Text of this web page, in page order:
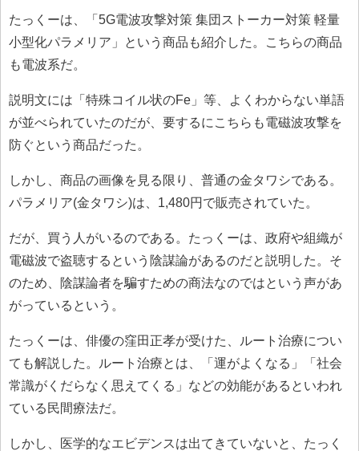
たっくーは、「5G電波攻撃対策 集団ストーカー対策 軽量
小型化パラメリア」という商品も紹介した。こちらの商品
も電波系だ。
説明文には「特殊コイル状のFe」等、よくわからない単語
が並べられていたのだが、要するにこちらも電磁波攻撃を
防ぐという商品だった。
しかし、商品の画像を見る限り、普通の金タワシである。
パラメリア(金タワシ)は、1,480円で販売されていた。
だが、買う人がいるのである。たっくーは、政府や組織が
電磁波で盗聴するという陰謀論があるのだと説明した。そ
のため、陰謀論者を騙すための商法なのではという声があ
がっているという。
たっくーは、俳優の窪田正孝が受けた、ルート治療につい
ても解説した。ルート治療とは、「運がよくなる」「社会
常識がくだらなく思えてくる」などの効能があるといわれ
ている民間療法だ。
しかし、医学的なエビデンスは出てきていないと、たっく